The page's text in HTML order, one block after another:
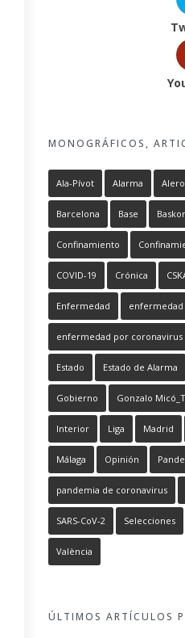
MONOGRÁFICOS,
Ala-Pívot Alarma Alero
Barcelona Base
Confinamiento
COVID-19 Crónica
Enfermedad
enfermedad por coronavirus
Estado Estado de Alarma
Gobierno Gonzalo
Interior Liga Madrid
Málaga Opinión
pandemia de coronavirus
SARS-CoV-2 Selecciones
València
ÚLTIMOS ARTÍCULOS